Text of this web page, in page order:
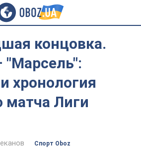
концовка.
"Марсель":
хронология
матча Лиги
Спорт Oboz